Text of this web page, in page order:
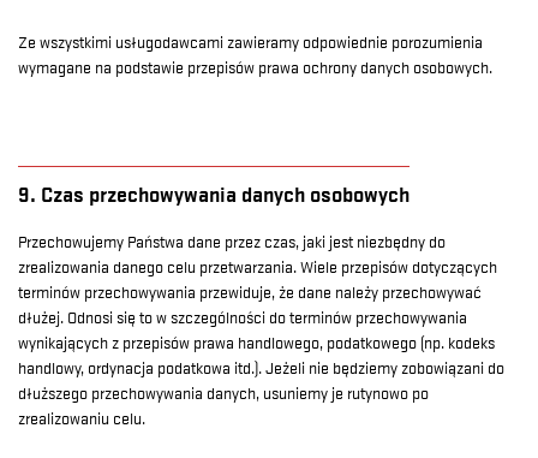
Ze wszystkimi usługodawcami zawieramy odpowiednie porozumienia
wymagane na podstawie przepisów prawa ochrony danych osobowych.
9. Czas przechowywania danych osobowych
Przechowujemy Państwa dane przez czas, jaki jest niezbędny do
zrealizowania danego celu przetwarzania. Wiele przepisów dotyczących
terminów przechowywania przewiduje, że dane należy przechowywać
dłużej. Odnosi się to w szczególności do terminów przechowywania
wynikających z przepisów prawa handlowego, podatkowego (np. kodeks
handlowy, ordynacja podatkowa itd.). Jeżeli nie będziemy zobowiązani do
dłuższego przechowywania danych, usuniemy je rutynowo po
zrealizowaniu celu.